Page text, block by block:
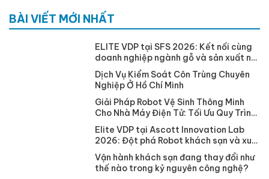
BÀI VIẾT MỚI NHẤT
ELITE VDP tại SFS 2026: Kết nối cùng
doanh nghiệp ngành gỗ và sản xuất nội
thất thông minh
Dịch Vụ Kiểm Soát Côn Trùng Chuyên
Nghiệp Ở Hồ Chí Minh
Giải Pháp Robot Vệ Sinh Thông Minh
Cho Nhà Máy Điện Tử: Tối Ưu Quy Trình
– Nâng Tầm Tiêu Chuẩn Phòng Sạch
Elite VDP tại Ascott Innovation Lab
2026: Đột phá Robot khách sạn và xu
hướng vận hành thông minh
Vận hành khách sạn đang thay đổi như
thế nào trong kỷ nguyên công nghệ?